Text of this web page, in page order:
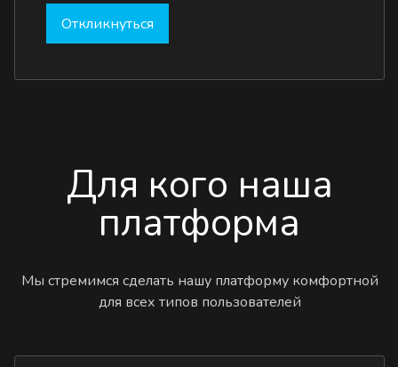
Откликнуться
Для кого наша
платформа
Мы стремимся сделать нашу платформу комфортной
для всех типов пользователей